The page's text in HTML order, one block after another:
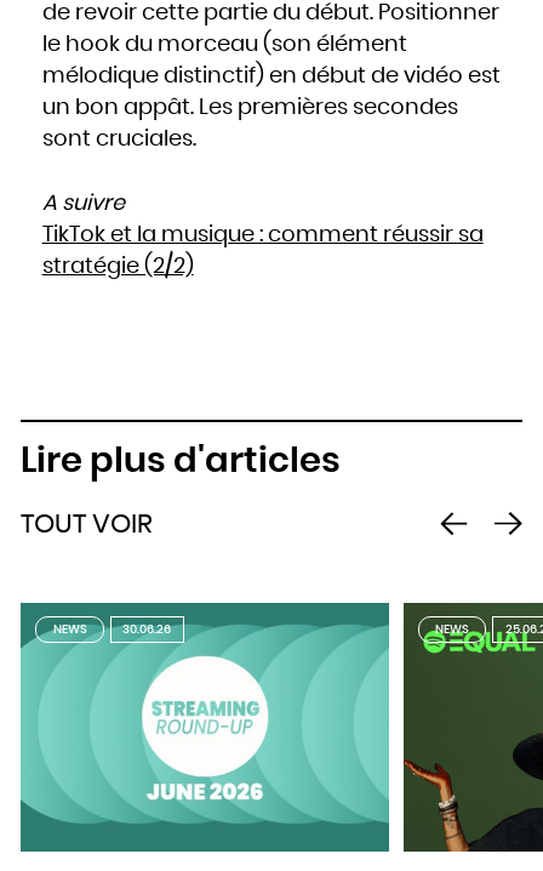
de revoir cette partie du début. Positionner
le hook du morceau (son élément
mélodique distinctif) en début de vidéo est
un bon appât. Les premières secondes
sont cruciales.
A suivre
TikTok et la musique : comment réussir sa
stratégie (2/2)
Lire plus d'articles
TOUT VOIR
NEWS 30.06.26 NEWS